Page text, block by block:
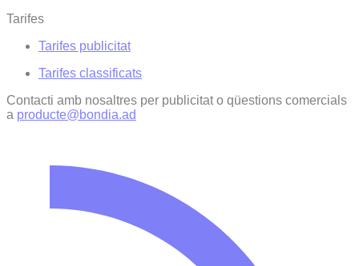
Tarifes
Tarifes publicitat
Tarifes classificats
Contacti amb nosaltres per publicitat o qüestions comercials
a producte@bondia.ad